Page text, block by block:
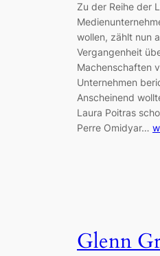
Zu der Reihe der
wollen, zählt nun
Vergangenheit
Machenschaften
Unternehmen
Anscheinend
Laura Poitras
Perre Omidyar…
Glenn